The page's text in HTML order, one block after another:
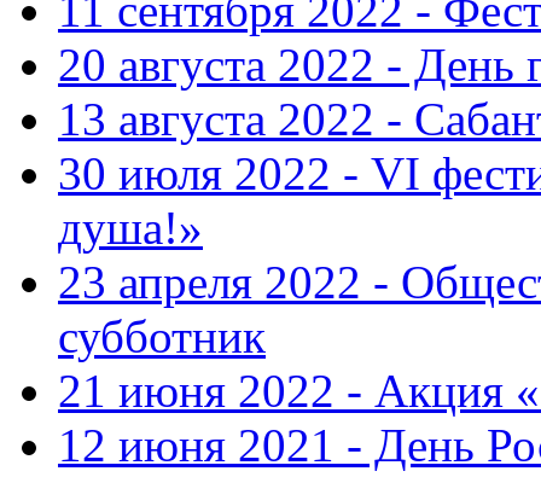
20 августа 2022 - День
13 августа 2022 -
30 июля 2022 - VI
душа!»
23 апреля 2022 -
субботник
21 июня 2022 - Акция
12 июня 2021 - День